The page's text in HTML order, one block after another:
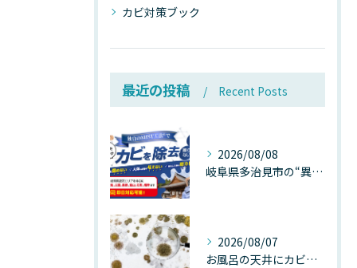
カビ対策ブック
最近の投稿 Recent Posts
2026/08/08
岐阜県多治見市の“異常な高温”が建物内部を破壊する──深層カビが急増する危険な温度差の正体
2026/08/07
お風呂の天井にカビが生えたら要注意！2026年8月の猛暑・高湿度で急増する浴室カビの原因と正しい対策